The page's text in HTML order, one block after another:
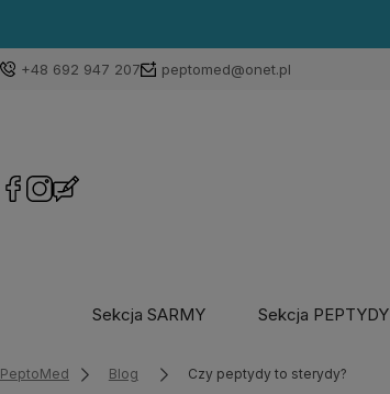
+48 692 947 207 peptomed@onet.pl
Sekcja SARMY Sekcja PEPTYDY
PeptoMed Blog Czy peptydy to sterydy?